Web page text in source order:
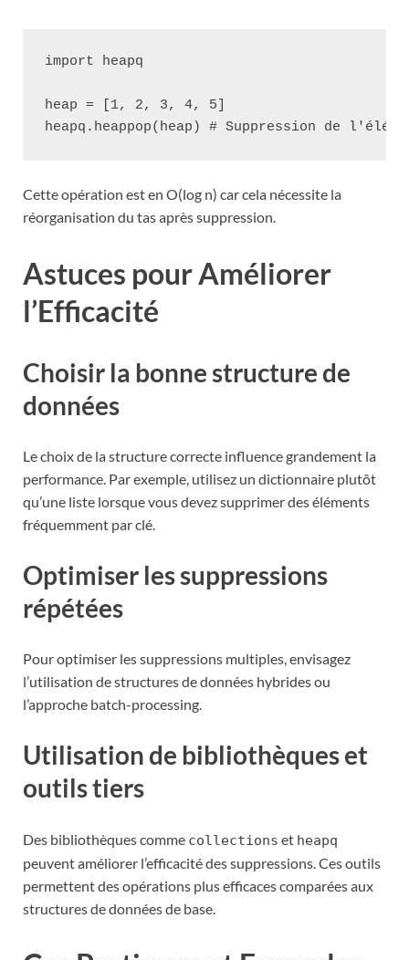
import heapq
heap = [1, 2, 3, 4, 5]
Cette opération est en O(log n) car cela nécessite la
réorganisation du tas après suppression.
Astuces pour Améliorer
l’Efficacité
Choisir la bonne structure de
données
Le choix de la structure correcte influence grandement la
performance. Par exemple, utilisez un dictionnaire plutôt
qu’une liste lorsque vous devez supprimer des éléments
fréquemment par clé.
Optimiser les suppressions
répétées
Pour optimiser les suppressions multiples, envisagez
l’utilisation de structures de données hybrides ou
l’approche batch-processing.
Utilisation de bibliothèques et
outils tiers
Des bibliothèques comme collections et heapq
peuvent améliorer l’efficacité des suppressions. Ces outils
permettent des opérations plus efficaces comparées aux
structures de données de base.